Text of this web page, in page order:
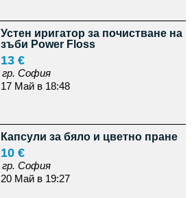
Устен иригатор за почистване на
зъби Power Floss
13 €
гр. София
17 Май в 18:48
Капсули за бяло и цветно пране
10 €
гр. София
20 Май в 19:27